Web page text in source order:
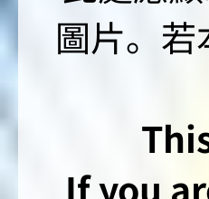
If you